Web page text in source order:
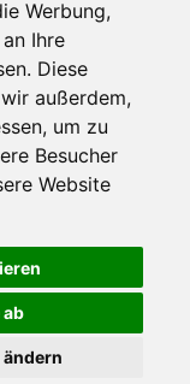
Werbung,
Ihre
Diese
außerdem,
um zu
Besucher
Website
ab
весь функционал
и, при желании,